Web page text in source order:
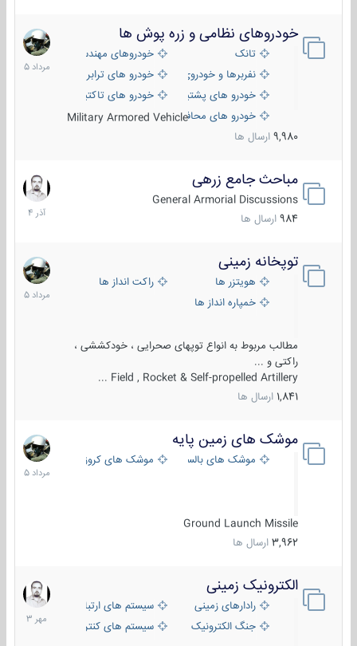
خودروهای نظامی و زره پوش ها
تانک
خودروهای مهندسی
نفربرها و خودروی های رزمی پیاده نظام
خودرو های ترابری نظامی
خودرو های پشتیبانی آتش ، شناسایی و ضد تانک
خودرو های تاکتیکی نظامی
خودرو های محافظت شدهMilitary Armored Vehicle
9,980 ارسال ها
2
مرداد
1405
مباحث جامع زرهی
General Armorial Discussions
984 ارسال ها
7
آذر
1404
توپخانه زمینی
هویتزر ها
راکت انداز ها
خمپاره انداز ها
مطالب مربوط به انواع توپهای صحرایی ، خودکششی ،
راکتی و ...
Field , Rocket & Self-propelled Artillery ...
1,841 ارسال ها
9
مرداد
1405
موشک های زمین پایه
موشک های بالستیک موشک های کروز
Ground Launch Missile
3,962 ارسال ها
2
مرداد
1405
الکترونیک زمینی
رادارهای زمینی
سیستم های ارتباطی و جمع آوری
جنگ الکترونیک
سیستم های کنترل آتش و تجهیزات
1
مهر
1403